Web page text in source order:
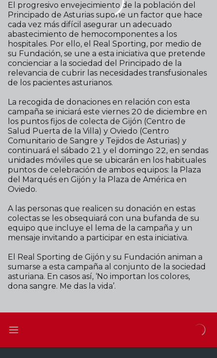
El progresivo envejecimiento de la población del
Principado de Asturias supone un factor que hace
cada vez más difícil asegurar un adecuado
abastecimiento de hemocomponentes a los
hospitales. Por ello, el Real Sporting, por medio de
su Fundación, se une a esta iniciativa que pretende
concienciar a la sociedad del Principado de la
relevancia de cubrir las necesidades transfusionales
de los pacientes asturianos.
La recogida de donaciones en relación con esta
campaña se iniciará este viernes 20 de diciembre en
los puntos fijos de colecta de Gijón (Centro de
Salud Puerta de la Villa) y Oviedo (Centro
Comunitario de Sangre y Tejidos de Asturias) y
continuará el sábado 21 y el domingo 22, en sendas
unidades móviles que se ubicarán en los habituales
puntos de celebración de ambos equipos: la Plaza
del Marqués en Gijón y la Plaza de América en
Oviedo.
A las personas que realicen su donación en estas
colectas se les obsequiará con una bufanda de su
equipo que incluye el lema de la campaña y un
mensaje invitando a participar en esta iniciativa.
El Real Sporting de Gijón y su Fundación animan a
sumarse a esta campaña al conjunto de la sociedad
asturiana. En casos así, ‘No importan los colores,
dona sangre. Me das la vida’.